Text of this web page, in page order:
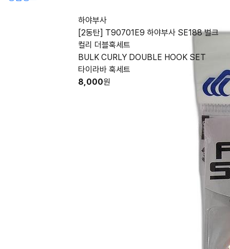
하야부사
[2동탄] T90701E9 하야부사 SE188 벌크
컬리 더블훅세트
BULK CURLY DOUBLE HOOK SET
타이라바 훅세트
8,000원